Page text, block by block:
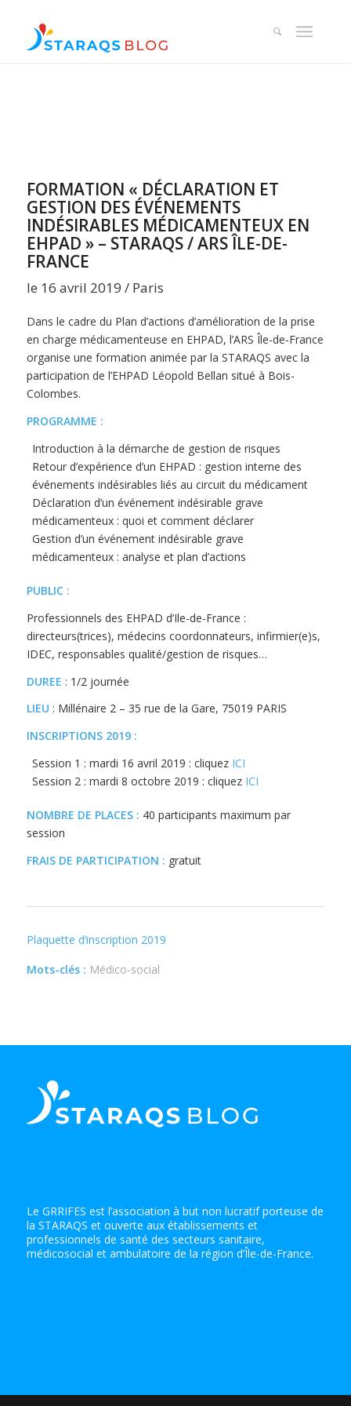
FORMATION « DÉCLARATION ET
GESTION DES ÉVÉNEMENTS
INDÉSIRABLES MÉDICAMENTEUX EN
EHPAD » – STARAQS / ARS ÎLE-DE-
FRANCE
le 16 avril 2019 / Paris
Dans le cadre du Plan d’actions d’amélioration de la prise
en charge médicamenteuse en EHPAD, l’ARS Île-de-France
organise une formation animée par la STARAQS avec la
participation de l’EHPAD Léopold Bellan situé à Bois-
Colombes.
PROGRAMME :
Introduction à la démarche de gestion de risques
Retour d’expérience d’un EHPAD : gestion interne des
événements indésirables liés au circuit du médicament
Déclaration d’un événement indésirable grave
médicamenteux : quoi et comment déclarer
Gestion d’un événement indésirable grave
médicamenteux : analyse et plan d’actions
PUBLIC :
Professionnels des EHPAD d’Ile-de-France :
directeurs(trices), médecins coordonnateurs, infirmier(e)s,
IDEC, responsables qualité/gestion de risques…
DUREE : 1/2 journée
LIEU : Millénaire 2 – 35 rue de la Gare, 75019 PARIS
INSCRIPTIONS 2019 :
Session 1 : mardi 16 avril 2019 : cliquez ICI
Session 2 : mardi 8 octobre 2019 : cliquez ICI
NOMBRE DE PLACES : 40 participants maximum par
session
FRAIS DE PARTICIPATION : gratuit
Plaquette d’inscription 2019
Mots-clés : Médico-social
Le GRRIFES est l’association à but non lucratif porteuse de
la STARAQS et ouverte aux établissements et
professionnels de santé des secteurs sanitaire,
médicosocial et ambulatoire de la région d’Île-de-France.